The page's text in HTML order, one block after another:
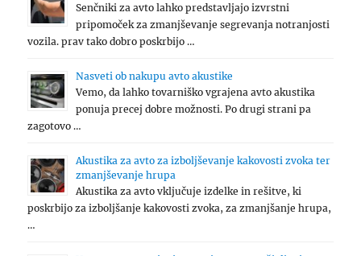
Senčniki za avto lahko predstavljajo izvrstni
pripomoček za zmanjševanje segrevanja notranjosti
vozila. prav tako dobro poskrbijo …
Nasveti ob nakupu avto akustike
Vemo, da lahko tovarniško vgrajena avto akustika
ponuja precej dobre možnosti. Po drugi strani pa
zagotovo …
Akustika za avto za izboljševanje kakovosti zvoka ter
zmanjševanje hrupa
Akustika za avto vključuje izdelke in rešitve, ki
poskrbijo za izboljšanje kakovosti zvoka, za zmanjšanje hrupa,
…